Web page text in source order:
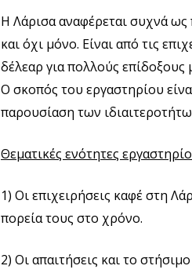
Η Λάρισα αναφέρεται συχνά
και όχι μόνο. Είναι από τις
δέλεαρ για πολλούς
Ο σκοπός του εργαστηρίου
παρουσίαση των
Θεματικές ενότητες
1) Οι επιχειρήσεις καφέ στη
πορεία τους στο χρόνο.
2) Οι απαιτήσεις και το